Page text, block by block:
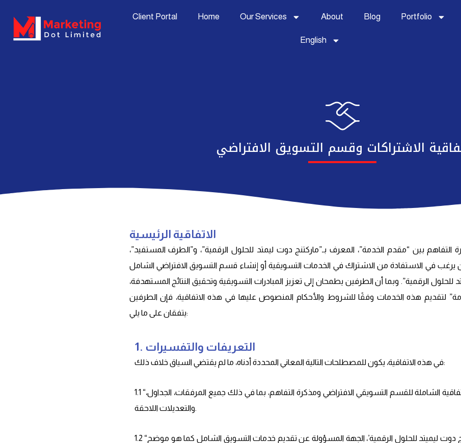
content
Client Portal Home Our Services About Blog Portfolio
English
الاشتراكات وقسم التسويق الافتراضي
الاتفاقية الرئيسية
التفاهم بين “مقدم الخدمة”، المعرف بـ”ماركتنج دوت ليمتد للحلول الرقمية”، و”الطرف المستفيد”،
في الاستفادة من الاشتراك في الخدمات التسويقية أو إنشاء قسم التسويق الافتراضي الشامل
للحلول الرقمية”. وبما أن الطرفين يطمحان إلى تعزيز المبادرات التسويقية وتحقيق النتائج المستهدفة،
لتقديم هذه الخدمات وفقًا للشروط والأحكام المنصوص عليها في هذه الاتفاقية، فإن الطرفين
يتفقان على ما يلي:
1. التعريفات والتفسيرات
في هذه الاتفاقية، يكون للمصطلحات التالية المعاني المحددة أدناه، ما لم يقتضي السياق خلاف ذلك:
1.1 “الاتفاقية”: تُشير إلى هذه الاتفاقية الشاملة للقسم التسويقي الافتراضي ومذكرة التفاهم، بما في ذلك جميع المرفقات، الجداول،
والتعديلات اللاحقة.
1.2 “مقدم الخدمة”: يُعني ‘ماركتنج دوت ليميتد للحلول الرقمية’، الجهة المسؤولة عن تقديم خدمات التسويق الشامل كما هو موضح